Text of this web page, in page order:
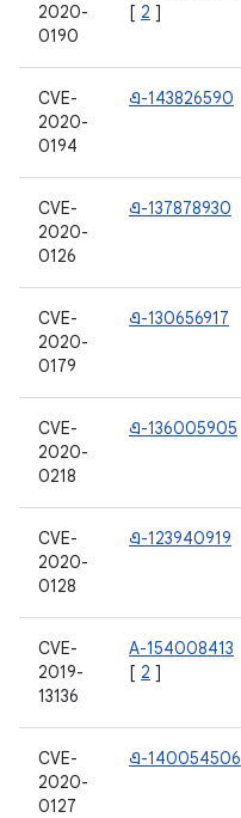
2020-
0190
[ 2 ]
CVE-
2020-
0194
এ-143826590
CVE-
2020-
0126
এ-137878930
CVE-
2020-
0179
এ-130656917
CVE-
2020-
0218
এ-136005905
CVE-
2020-
0128
এ-123940919
CVE-
2019-
13136
A-154008413
[ 2 ]
CVE-
2020-
0127
এ-140054506